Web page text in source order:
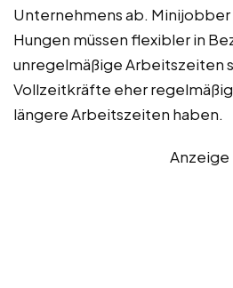
Unternehmens ab.
Hungen müssen flexibler in
unregelmäßige Arbeitszeiten
Vollzeitkräfte eher
längere Arbeitszeiten haben.
Anzeige